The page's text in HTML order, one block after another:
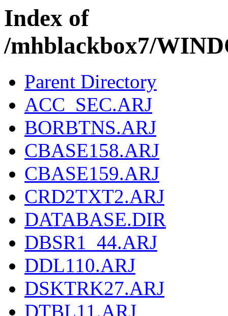
Index of
/mhblackbox7/
Parent Directory
ACC_SEC.ARJ
BORBTNS.ARJ
CBASE158.ARJ
CBASE159.ARJ
CRD2TXT2.ARJ
DATABASE.DIR
DBSR1_44.ARJ
DDL110.ARJ
DSKTRK27.ARJ
DTBL11.ARJ